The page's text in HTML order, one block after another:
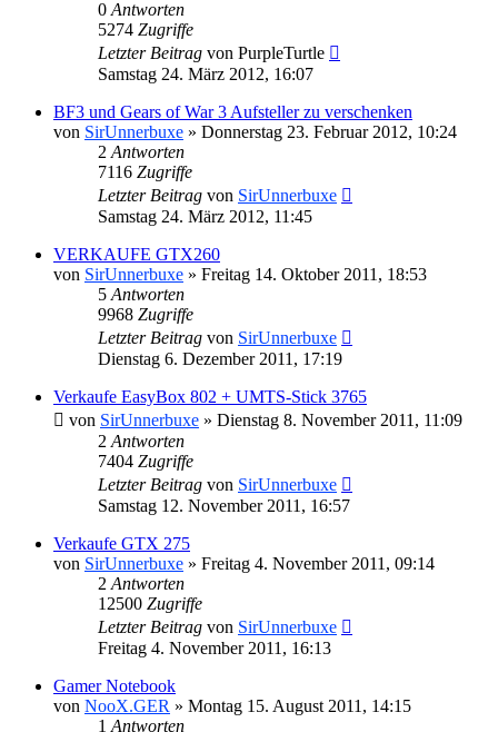
0 Antworten
5274 Zugriffe
Letzter Beitrag von PurpleTurtle
Samstag 24. März 2012, 16:07
BF3 und Gears of War 3 Aufsteller zu verschenken
von SirUnnerbuxe » Donnerstag 23. Februar 2012, 10:24
2 Antworten
7116 Zugriffe
Letzter Beitrag von SirUnnerbuxe
Samstag 24. März 2012, 11:45
VERKAUFE GTX260
von SirUnnerbuxe » Freitag 14. Oktober 2011, 18:53
5 Antworten
9968 Zugriffe
Letzter Beitrag von SirUnnerbuxe
Dienstag 6. Dezember 2011, 17:19
Verkaufe EasyBox 802 + UMTS-Stick 3765
von SirUnnerbuxe » Dienstag 8. November 2011, 11:09
2 Antworten
7404 Zugriffe
Letzter Beitrag von SirUnnerbuxe
Samstag 12. November 2011, 16:57
Verkaufe GTX 275
von SirUnnerbuxe » Freitag 4. November 2011, 09:14
2 Antworten
12500 Zugriffe
Letzter Beitrag von SirUnnerbuxe
Freitag 4. November 2011, 16:13
Gamer Notebook
von NooX.GER » Montag 15. August 2011, 14:15
1 Antworten